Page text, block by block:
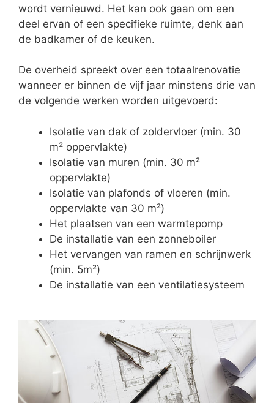
wordt vernieuwd. Het kan ook gaan om een
deel ervan of een specifieke ruimte, denk aan
de badkamer of de keuken.
De overheid spreekt over een totaalrenovatie
wanneer er binnen de vijf jaar minstens drie van
de volgende werken worden uitgevoerd:
Isolatie van dak of zoldervloer (min. 30
m² oppervlakte)
Isolatie van muren (min. 30 m²
oppervlakte)
Isolatie van plafonds of vloeren (min.
oppervlakte van 30 m²)
Het plaatsen van een warmtepomp
De installatie van een zonneboiler
Het vervangen van ramen en schrijnwerk
(min. 5m²)
De installatie van een ventilatiesysteem